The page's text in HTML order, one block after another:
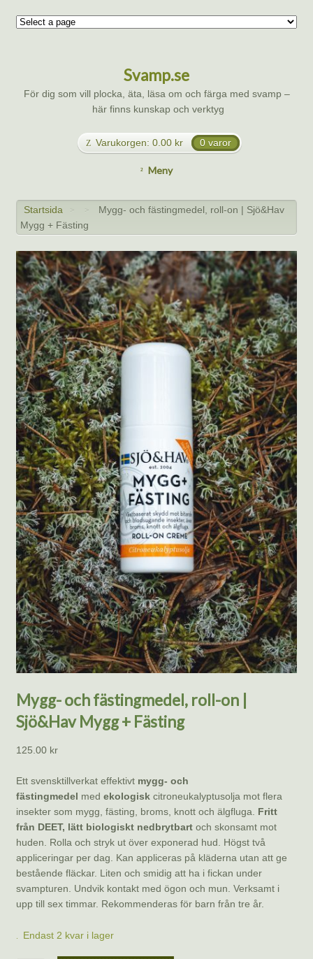
Svamp.se
För dig som vill plocka, äta, läsa om och färga med svamp –
här finns kunskap och verktyg
Varukorgen: 0.00 kr 0 varor
Meny
Startsida > >
Mygg- och fästingmedel, roll-on | Sjö&Hav
Mygg + Fästing
Mygg- och fästingmedel, roll-on |
Sjö&Hav Mygg + Fästing
125.00 kr
Ett svensktillverkat effektivt mygg- och
fästingmedel med ekologiskcitroneukalyptusolja mot flera
insekter som mygg, fästing, broms, knott och älgfluga. Fritt
från DEET, lätt biologiskt nedbrytbartoch skonsamt mot
huden. Rolla och stryk ut över exponerad hud. Högst två
appliceringar per dag. Kan appliceras på kläderna utan att ge
bestående fläckar. Liten och smidig att ha i fickan under
svampturen. Undvik kontakt med ögon och mun. Verksamt i
upp till sex timmar. Rekommenderas för barn från tre år.
Endast 2 kvar i lager